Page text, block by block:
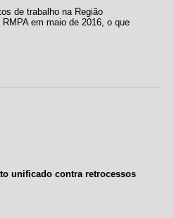
de trabalho na Região
em maio de 2016, o que
unificado contra retrocessos